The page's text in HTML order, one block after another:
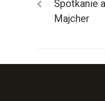
Spotkanie
Majcher